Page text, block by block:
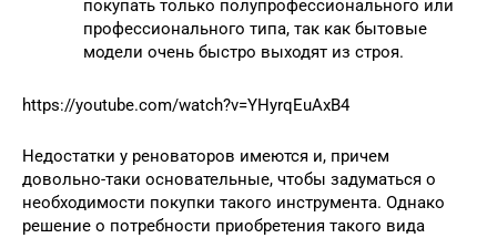
покупать только полупрофессионального или
профессионального типа, так как бытовые
модели очень быстро выходят из строя.
https://youtube.com/watch?v=YHyrqEuAxB4
Недостатки у реноваторов имеются и, причем
довольно-таки основательные, чтобы задуматься о
необходимости покупки такого инструмента. Однако
решение о потребности приобретения такого вида